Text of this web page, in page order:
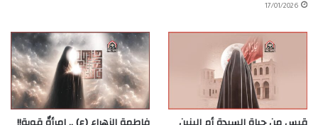
17/01/2026